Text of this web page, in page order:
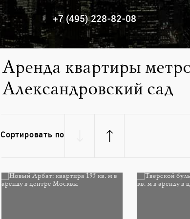
+7 (495) 228-82-08
Аренда квартиры
Александровский сад
Сортировать по